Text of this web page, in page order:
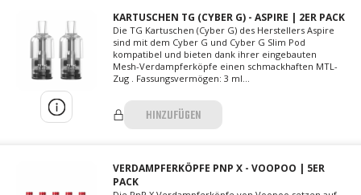
KARTUSCHEN TG (CYBER G) - ASPIRE | 2ER PACK
Die TG Kartuschen (Cyber G) des Herstellers Aspire
sind mit dem Cyber G und Cyber G Slim Pod
kompatibel und bieten dank ihrer eingebauten
Mesh-Verdampferköpfe einen schmackhaften MTL-
Zug . Fassungsvermögen: 3 ml...
HINZUFÜGEN
VERDAMPFERKÖPFE PNP X - VOOPOO | 5ER
PACK